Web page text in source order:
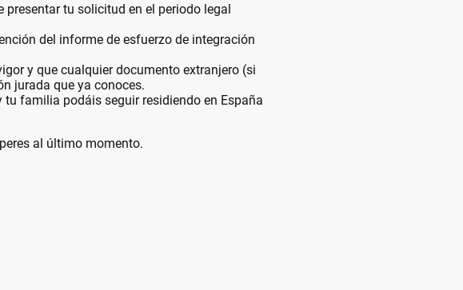
tu solicitud en el periodo legal
del informe de esfuerzo de integración
y que cualquier documento extranjero (si
jurada que ya conoces.
familia podáis seguir residiendo en España
al último momento.